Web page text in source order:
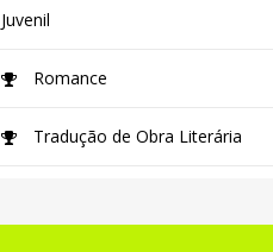
Juvenil
Romance
Tradução de Obra Literária